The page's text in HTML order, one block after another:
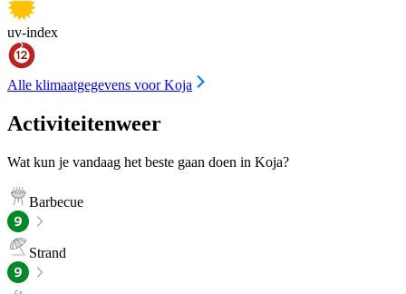
uv-index
Alle klimaatgegevens voor Koja
Activiteitenweer
Wat kun je vandaag het beste gaan doen in Koja?
Barbecue
Strand